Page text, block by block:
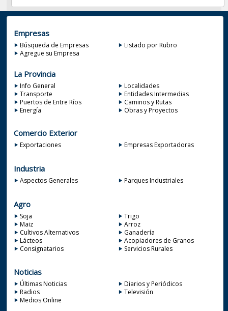
Empresas
Búsqueda de Empresas
Listado por Rubro
Agregue su Empresa
La Provincia
Info General
Localidades
Transporte
Entidades Intermedias
Puertos de Entre Ríos
Caminos y Rutas
Energía
Obras y Proyectos
Comercio Exterior
Exportaciones Empresas Exportadoras
Industria
Aspectos Generales Parques Industriales
Agro
Soja
Trigo
Maiz
Arroz
Cultivos Alternativos
Ganadería
Lácteos
Acopiadores de Granos
Consignatarios
Servicios Rurales
Noticias
Últimas Noticias
Diarios y Periódicos
Radios
Televisión
Medios Online